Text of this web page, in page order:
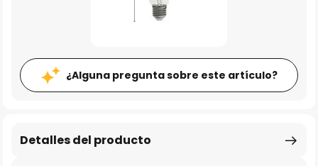
¿Alguna pregunta sobre este artículo?
Detalles del producto